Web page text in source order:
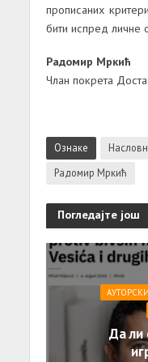
прописаних
бити испред личне
Радомир Мркић
Члан покрета
Ознаке
Радомир Мркић
Погледајте још
Да ли